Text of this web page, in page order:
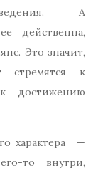
А
действенна,
Это значит,
к
достижению
характера —
то внутри,